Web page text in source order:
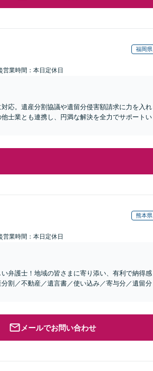
福岡県
営業時間：本日定休日
応。遺産分割協議や遺留分侵害額請求に力を入れ
士業とも連携し、円満な解決を全力でサポートい
熊本県
営業時間：本日定休日
弁護士！地域の皆さまに寄り添い、有利で納得感
割／不動産／遺言書／使い込み／寄与分／遺留分
メールでお問い合わせ